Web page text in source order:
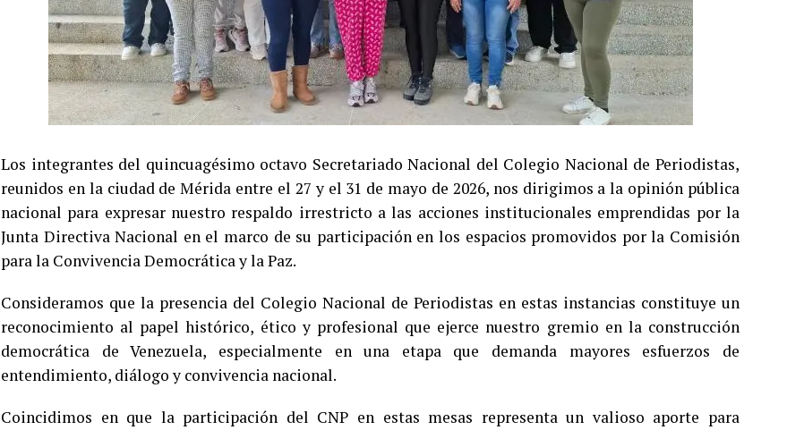
Los integrantes del quincuagésimo octavo Secretariado Nacional del Colegio Nacional de Periodistas,
reunidos en la ciudad de Mérida entre el 27 y el 31 de mayo de 2026, nos dirigimos a la opinión pública
nacional para expresar nuestro respaldo irrestricto a las acciones institucionales emprendidas por la
Junta Directiva Nacional en el marco de su participación en los espacios promovidos por la Comisión
para la Convivencia Democrática y la Paz.
Consideramos que la presencia del Colegio Nacional de Periodistas en estas instancias constituye un
reconocimiento al papel histórico, ético y profesional que ejerce nuestro gremio en la construcción
democrática de Venezuela, especialmente en una etapa que demanda mayores esfuerzos de
entendimiento, diálogo y convivencia nacional.
Coincidimos en que la participación del CNP en estas mesas representa un valioso aporte para